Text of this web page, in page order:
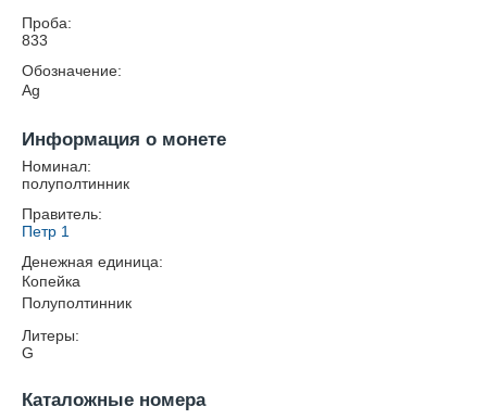
Проба:
833
Обозначение:
Ag
Информация о монете
Номинал:
полуполтинник
Правитель:
Петр 1
Денежная единица:
Копейка
Полуполтинник
Литеры:
G
Каталожные номера